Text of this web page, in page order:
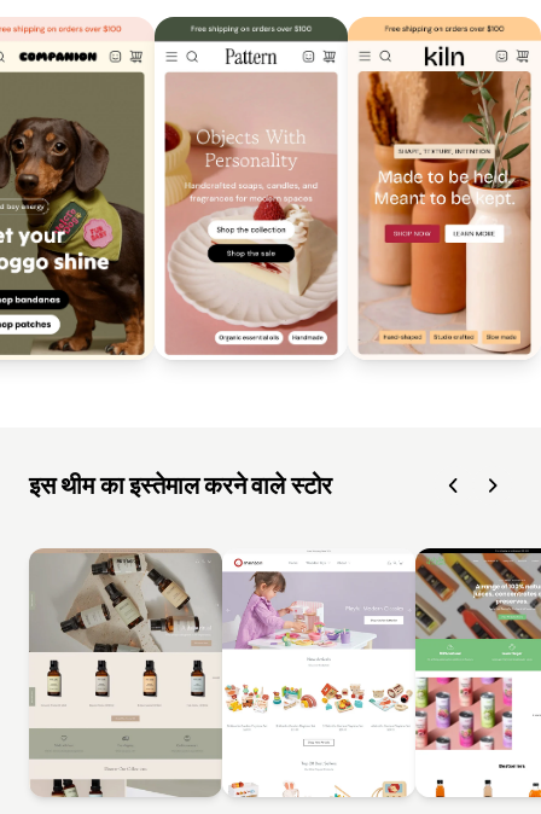
इस थीम का इस्तेमाल करने वाले स्टोर